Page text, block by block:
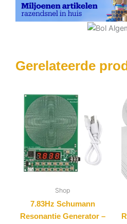
Gerelateerde
Shop
7.83Hz Schumann
Resonantie Generator –